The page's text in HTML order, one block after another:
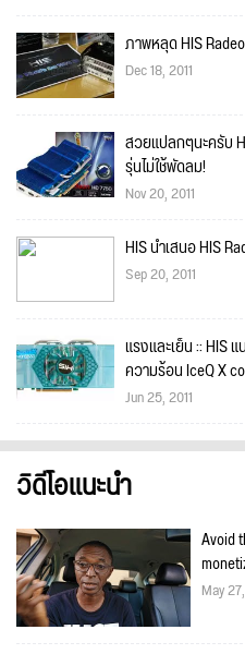
ภาพหลุด HIS
Dec 18, 2011
สวยแปลกๆนะครับ
รุ่นไม่ใช้พัดลม!
Nov 20, 2011
HIS นำเสนอ HIS
Sep 20, 2011
แรงและเย็น :: HIS
ความร้อน IceQ X
Jun 25, 2011
วิดีโอแนะนำ
Avoid
May